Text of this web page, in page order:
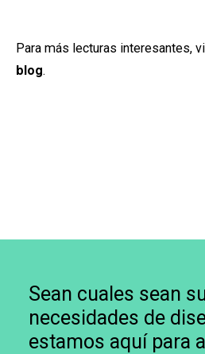
Para más lecturas interesantes,
blog.
Sean cuales sean
necesidades de
estamos aquí para